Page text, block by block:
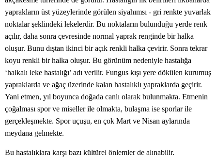
yaprakların üst yüzeylerinde görülen siyahımsı - gri renkte yuvarlak
noktalar şeklindeki lekelerdir. Bu noktaların bulunduğu yerde renk
açılır, daha sonra çevresinde normal yaprak renginde bir halka
oluşur. Bunu dıştan ikinci bir açık renkli halka çevirir. Sonra tekrar
koyu renkli bir halka oluşur. Bu görünüm nedeniyle hastalığa
‘halkalı leke hastalığı’ adı verilir. Fungus kışı yere dökülen kurumuş
yapraklarda ve ağaç üzerinde kalan hastalıklı yapraklarda geçirir.
Yani etmen, yıl boyunca doğada canlı olarak bulunmakta. Etmenin
çoğalması spor ve miseller ile olmakta, bulaşma ise sporlar ile
gerçekleşmekte. Spor uçuşu, en çok Mart ve Nisan aylarında
meydana gelmekte.
Bu hastalıklara karşı bazı kültürel önlemler de alınabilir.